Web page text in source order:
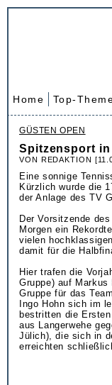
Home Top-
GÜSTEN OPEN
Spitzensport
VON REDAKTION
Eine sonnige
Kürzlich wurde die
der Anlage des TV
Der Vorsitzende
Morgen ein
vielen
damit für die
Hier trafen die
Gruppe) auf Markus
Gruppe für das
Ingo Hohn sich im
bestritten die
aus Langerwehe
Jülich), die sich in
erreichten